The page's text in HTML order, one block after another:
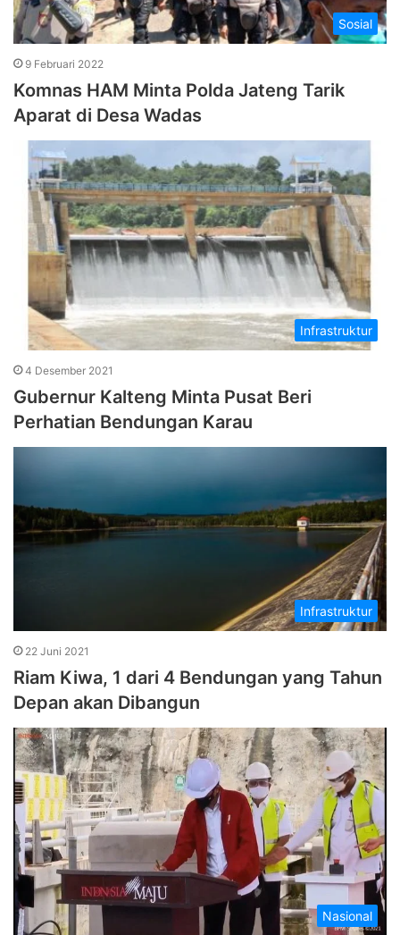
Sosial
9 Februari 2022
Komnas HAM Minta Polda Jateng Tarik
Aparat di Desa Wadas
Infrastruktur
4 Desember 2021
Gubernur Kalteng Minta Pusat Beri
Perhatian Bendungan Karau
Infrastruktur
22 Juni 2021
Riam Kiwa, 1 dari 4 Bendungan yang Tahun
Depan akan Dibangun
Nasional